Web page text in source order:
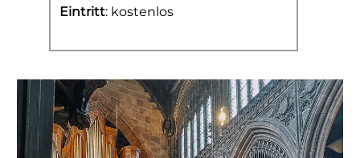
Eintritt: kostenlos